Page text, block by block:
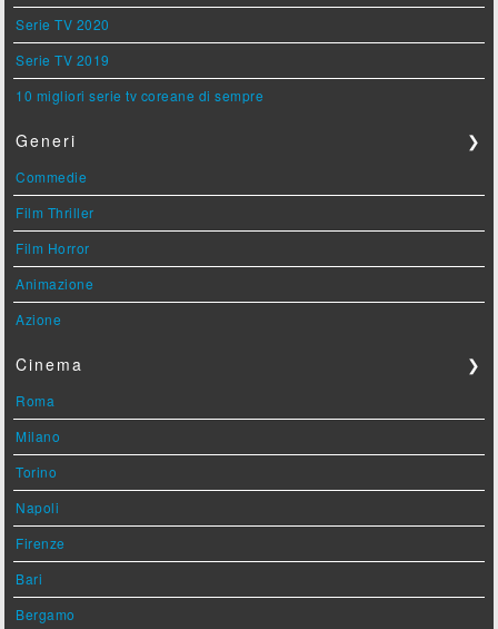
Serie TV 2020
Serie TV 2019
10 migliori serie tv coreane di sempre
Generi ❯
Commedie
Film Thriller
Film Horror
Animazione
Azione
Cinema ❯
Roma
Milano
Torino
Napoli
Firenze
Bari
Bergamo